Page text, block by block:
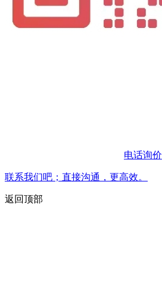
电话询价
联系我们吧；直接沟通，更高效。
返回顶部